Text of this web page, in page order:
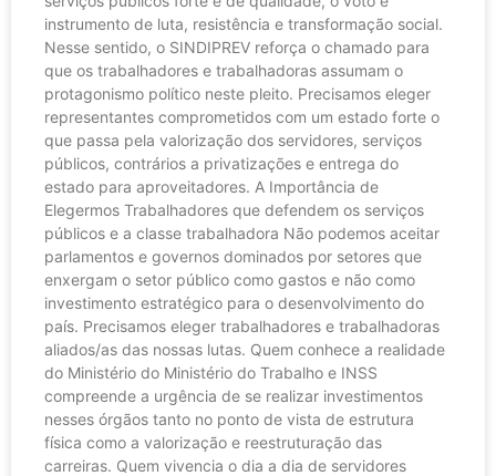
instrumento de luta, resistência e transformação social.
Nesse sentido, o SINDIPREV reforça o chamado para
que os trabalhadores e trabalhadoras assumam o
protagonismo político neste pleito. Precisamos eleger
representantes comprometidos com um estado forte o
que passa pela valorização dos servidores, serviços
públicos, contrários a privatizações e entrega do
estado para aproveitadores. A Importância de
Elegermos Trabalhadores que defendem os serviços
públicos e a classe trabalhadora Não podemos aceitar
parlamentos e governos dominados por setores que
enxergam o setor público como gastos e não como
investimento estratégico para o desenvolvimento do
país. Precisamos eleger trabalhadores e trabalhadoras
aliados/as das nossas lutas. Quem conhece a realidade
do Ministério do Ministério do Trabalho e INSS
compreende a urgência de se realizar investimentos
nesses órgãos tanto no ponto de vista de estrutura
física como a valorização e reestruturação das
carreiras. Quem vivencia o dia a dia de servidores